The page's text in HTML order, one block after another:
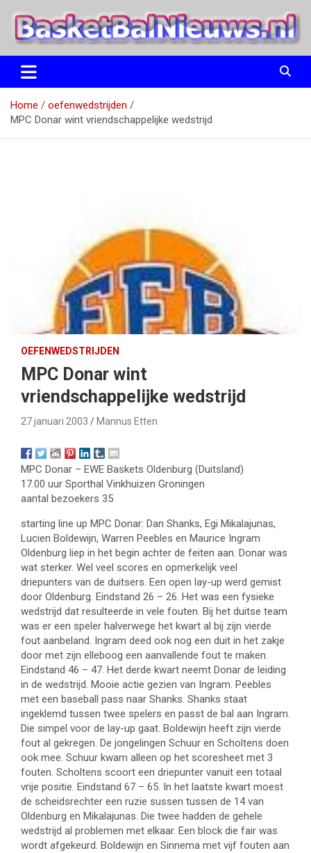
naar
BasketBalNieuws.nl
Etten
Home
oefenwedstrijden
MPC Donar wint vriendschappelijke wedstrijd
OEFENWEDSTRIJDEN
MPC Donar wint
vriendschappelijke wedstrijd
27 januari 2003 Mannus Etten
MPC Donar – EWE Baskets Oldenburg (Duitsland)
17.00 uur Sporthal Vinkhuizen Groningen
aantal bezoekers 35
starting line up MPC Donar: Dan Shanks, Egi Mikalajunas,
Lucien Boldewijn, Warren Peebles en Maurice Ingram
Oldenburg liep in het begin achter de feiten aan. Donar was
wat sterker. Wel veel scores en opmerkelijk veel
driepunters van de duitsers. Een open lay-up werd gemist
door Oldenburg. Eindstand 26 – 26. Het was een fysieke
wedstrijd dat resulteerde in vele fouten. Bij het duitse team
was er een speler halverwege het kwart al bij zijn vierde
fout aanbeland. Ingram deed ook nog een duit in het zakje
door met zijn elleboog een aanvallende fout te maken.
Eindstand 46 – 47. Het derde kwart neemt Donar de leiding
in de wedstrijd. Mooie actie gezien van Ingram. Peebles
met een baseball pass naar Shanks. Shanks staat
ingeklemd tussen twee spelers en passt de bal aan Ingram.
Die simpel voor de lay-up gaat. Boldewijn heeft zijn vierde
fout al gekregen. De jongelingen Schuur en Scholtens doen
ook mee. Schuur kwam alleen op het scoresheet met 3
fouten. Scholtens scoort een driepunter vanuit een totaal
vrije positie. Eindstand 67 – 65. In het laatste kwart moest
de scheidsrechter een ruzie sussen tussen de 14 van
Oldenburg en Mikalajunas. Die twee hadden de gehele
wedstrijd al problemen met elkaar. Een block die fair was
wordt afgekeurd. Boldewijn en Sinnema met vijf fouten aan